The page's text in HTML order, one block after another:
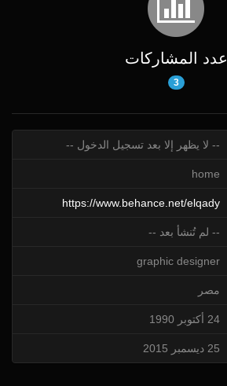
عدد المشاركات
3
-- لا يظهر إلا بعد تسجيل الدخول --
home
https://www.behance.net/elqady
-- لم تُنشأ بعد --
graphic designer
مصر
24 أكتوبر 1990
25 ديسمبر 2015